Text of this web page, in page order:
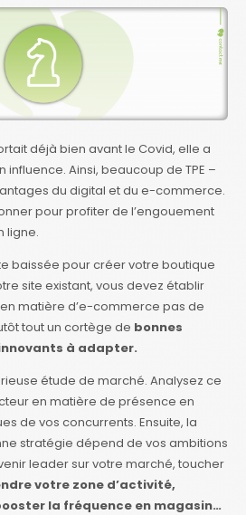
déjà bien avant le Covid, elle a
Ainsi, beaucoup de TPE –
du digital et du e-commerce.
pour profiter de l’engouement
ligne.
baissée pour créer votre boutique
site existant, vous devez établir
matière d’e-commerce pas de
tout un cortège de bonnes
à adapter.
étude de marché. Analysez ce
en matière de présence en
de vos concurrents. Ensuite, la
stratégie dépend de vos ambitions
leader sur votre marché, toucher
votre zone d’activité,
la fréquence en magasin…